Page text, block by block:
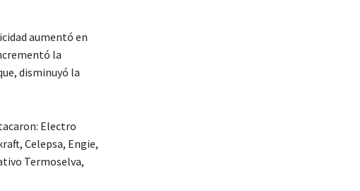
aumentó en
la
disminuyó la
Electro
Celepsa, Engie,
Termoselva,